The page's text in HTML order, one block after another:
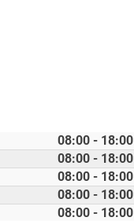
08:00 - 18:00
08:00 - 18:00
08:00 - 18:00
08:00 - 18:00
08:00 - 18:00